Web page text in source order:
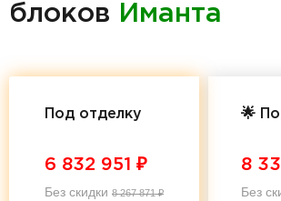
блоков Иманта
Под отделку
6 832 951 ₽
Без скидки 8 267 871₽
🌟
8
Без